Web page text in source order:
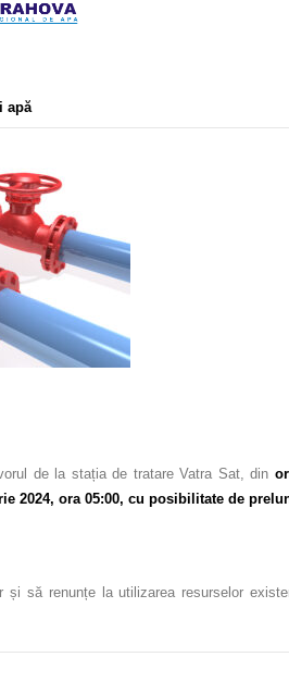
apă
de la stația de tratare Vatra Sat, din
2024, ora 05:00, cu posibilitate de
să renunțe la utilizarea resurselor